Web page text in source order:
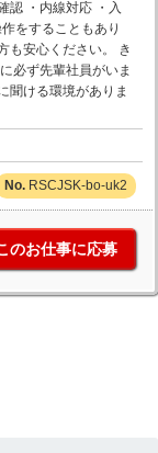
認 ・内線対応 ・入
をすることもあり
も安心ください。 き
必ず先輩社員がいま
聞ける環境がありま
RSCJSK-bo-uk2
のお仕事に応募